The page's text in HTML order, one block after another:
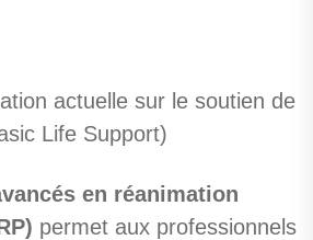
actuelle sur le soutien de
Life Support)
en réanimation
permet aux professionnels